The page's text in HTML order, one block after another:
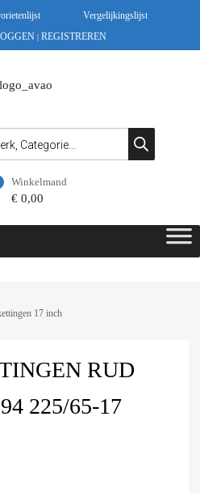
Vergelijkingslijst
| REGISTREREN
Winkelmand
€0,00
17 inch
RUD
225/65-17